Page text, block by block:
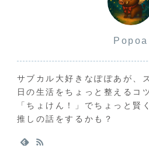
Popoa
サブカル大好きなぽぽあが、
日の生活をちょっと整えるコ
「ちょけん！」でちょっと賢
推しの話をするかも？